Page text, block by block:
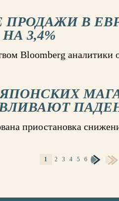
В
3,4%
Bloomberg аналитики
приостановка
1 2 3 4 5 6